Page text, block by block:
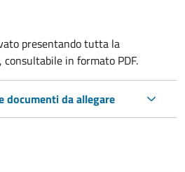
presentando tutta la
in formato PDF.
documenti da allegare